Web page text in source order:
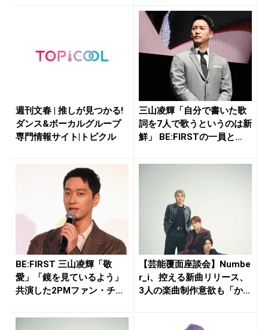
週刊文春 | 推しが見つかる!
ダンス&ボーカルグループ
専門情報サイト|トピクル
三山凌輝「自分で書いた歌
詞を7人で歌うというのは新
鮮」 BE:FIRSTの一員と...
BE:FIRST 三山凌輝「敬
愛」「鏡を見ているよう」
共演した2PMファン・チ...
【芸能覆面座談会】Numbe
r_i、控える新曲リリース、
3人の楽曲制作意欲も「か...